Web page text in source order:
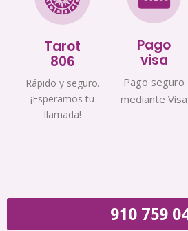
Tarot
806
Rápido y seguro.
¡Esperamos tu
llamada!
Pago
visa
Pago seguro
mediante Visa
910 759